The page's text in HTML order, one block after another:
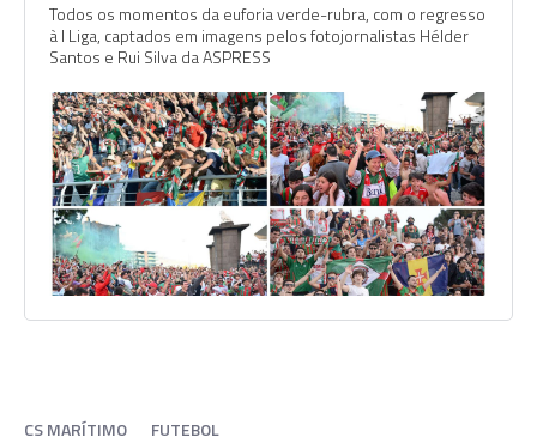
Todos os momentos da euforia verde-rubra, com o regresso
à I Liga, captados em imagens pelos fotojornalistas Hélder
Santos e Rui Silva da ASPRESS
CS MARÍTIMO FUTEBOL